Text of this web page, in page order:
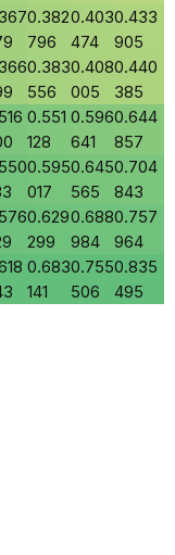
0.382
796
0.403
474
0.433
905
0.383
556
0.408
005
0.440
385
0.551
128
0.596
641
0.644
857
0.595
017
0.645
565
0.704
843
0.629
299
0.688
984
0.757
964
0.683
141
0.755
506
0.835
495